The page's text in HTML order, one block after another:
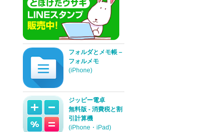
フォルダとメモ帳 –
フォルメモ
(iPhone)
ジッピー電卓
無料版 - 消費税と割
引計算機
(iPhone・iPad)